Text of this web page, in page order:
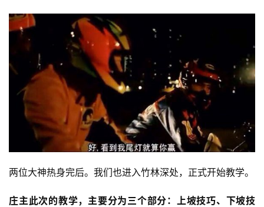
两位大神热身完后。我们也进入竹林深处，正式开始教学。
庄主此次的教学，主要分为三个部分：上坡技巧、下坡技